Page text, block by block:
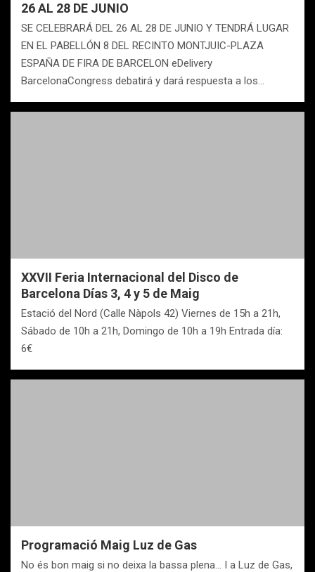
26 AL 28 DE JUNIO
SE CELEBRARÁ DEL 26 AL 28 DE JUNIO Y TENDRÁ LUGAR
EN EL PABELLÓN 8 DEL RECINTO MONTJUIC-PLAZA
ESPAÑA DE FIRA DE BARCELON eDelivery
BarcelonaCongress debatirá y dará respuesta a los…
XXVII Feria Internacional del Disco de
Barcelona Días 3, 4 y 5 de Maig
Estació del Nord (Calle Nàpols 42) Viernes de 15h a 21h,
Sábado de 10h a 21h, Domingo de 10h a 19h Entrada día:
6€
Programació Maig Luz de Gas
No és bon maig si no deixa la bassa plena… I a Luz de Gas,